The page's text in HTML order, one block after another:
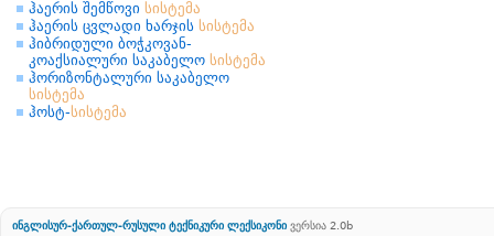
ჰაერის შემწოვი სისტემა
ჰაერის ცვლადი ხარჯის სისტემა
ჰიბრიდული ბოჭკოვან-
კოაქსიალური საკაბელო სისტემა
ჰორიზონტალური საკაბელო
სისტემა
ჰოსტ-სისტემა
ინგლისურ-ქართულ-რუსული ტექნიკური ლექსიკონი ვერსია 2.0b